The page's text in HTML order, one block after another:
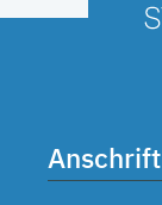
Anschrift